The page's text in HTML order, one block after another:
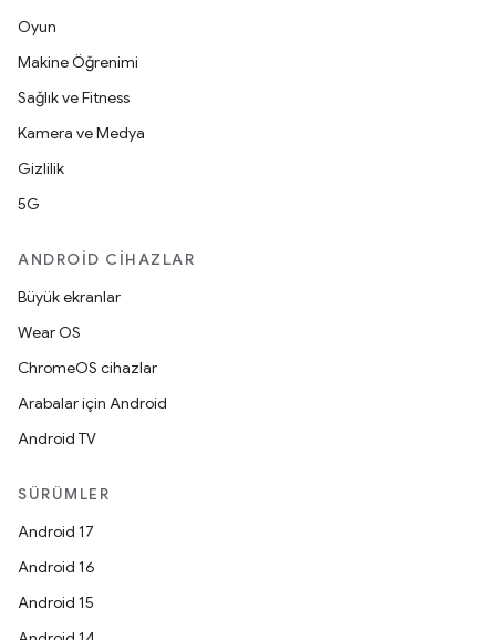
Oyun
Makine Öğrenimi
Sağlık ve Fitness
Kamera ve Medya
Gizlilik
5G
ANDROID CIHAZLAR
Büyük ekranlar
Wear OS
ChromeOS cihazlar
Arabalar için Android
Android TV
SÜRÜMLER
Android 17
Android 16
Android 15